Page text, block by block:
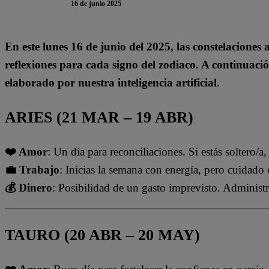
16 de junio 2025
En este lunes 16 de junio del 2025, las
reflexiones para cada signo del zodiaco. A
elaborado por nuestra inteligencia artificial.
ARIES (21 MAR – 19 ABR)
❤️ Amor: Un día para reconciliaciones. Si estás soltero/
💼 Trabajo: Inicias la semana con energía, pero
💰 Dinero: Posibilidad de un gasto imprevisto.
TAURO (20 ABR – 20 MAY)